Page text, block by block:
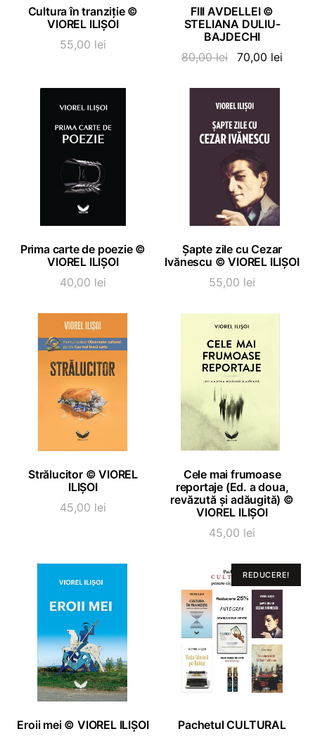
ADAUGĂ ÎN COȘ
Cultura în tranziție ©
VIOREL ILIȘOI
55,00 lei
ADAUGĂ ÎN COȘ
FIII AVDELLEI ©
STELIANA DULIU-
BAJDECHI
80,00lei
Prețul
a
fost:
80,00 lei.
70,00 lei
ADAUGĂ ÎN COȘ
Prima carte de poezie ©
VIOREL ILIȘOI
40,00 lei
ADAUGĂ ÎN COȘ
Șapte zile cu Cezar
Ivănescu © VIOREL ILIȘOI
55,00 lei
ADAUGĂ ÎN COȘ
Strălucitor © VIOREL
ILIȘOI
45,00 lei
ADAUGĂ ÎN COȘ
Cele mai frumoase
reportaje (Ed. a doua,
revăzută și adăugită) ©
VIOREL ILIȘOI
45,00 lei
ADAUGĂ ÎN COȘ
Eroii mei © VIOREL ILIȘOI
REDUCERE!
ADAUGĂ ÎN COȘ
Pachetul CULTURAL